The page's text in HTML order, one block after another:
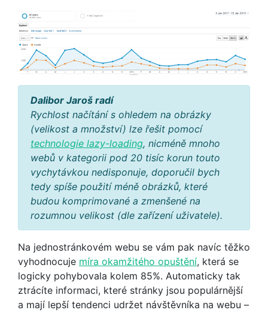
Dalibor Jaroš radí
Rychlost načítání s ohledem na obrázky
(velikost a množství) lze řešit pomocí
technologie lazy-loading, nicméně mnoho
webů v kategorii pod 20 tisíc korun touto
vychytávkou nedisponuje, doporučil bych
tedy spíše použití méně obrázků, které
budou komprimované a zmenšené na
rozumnou velikost (dle zařízení uživatele).
Na jednostránkovém webu se vám pak navíc těžko
vyhodnocuje míra okamžitého opuštění, která se
logicky pohybovala kolem 85%. Automaticky tak
ztrácíte informaci, které stránky jsou populárnější
a mají lepší tendenci udržet návštěvníka na webu –